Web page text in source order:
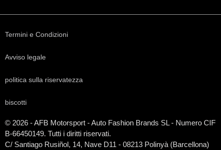
Termini e Condizioni
Avviso legale
politica sulla riservatezza
biscotti
© 2026 - AFB Motorsport - Auto Fashion Brands SL- Numero CIF
B-66450149. Tutti i diritti riservati.
C/ Santiago Rusiñol, 14, Nave D11 - 08213 Polinyà (Barcellona)